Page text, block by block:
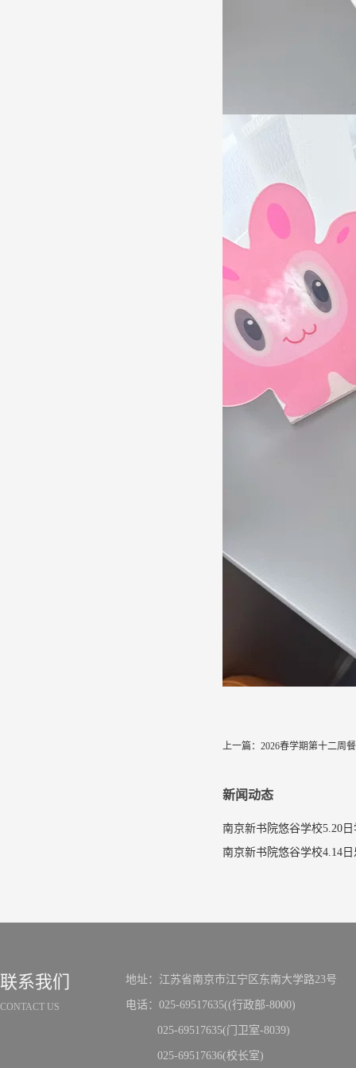
上一篇： 2026春学期第十二周
新闻动态
南京新书院悠谷学校5.20
联系我们
CONTACT US
地址：江苏省南京市江宁区东南大学路23号
电话：025-69517635((行政部-8000)
025-69517635(门卫室-8039)
025-69517636(校长室)